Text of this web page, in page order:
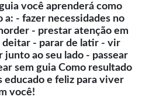
você aprenderá como
a: - fazer necessidades no
- prestar atenção em
- parar de latir - vir
junto ao seu lado - passear
sem guia Como resultado
educado e feliz para viver
você!